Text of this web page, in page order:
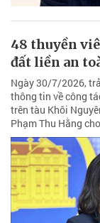
48 thuyền
đất liền an
Ngày 30/7/2026,
thông tin về công
trên tàu Khôi
Phạm Thu Hằng